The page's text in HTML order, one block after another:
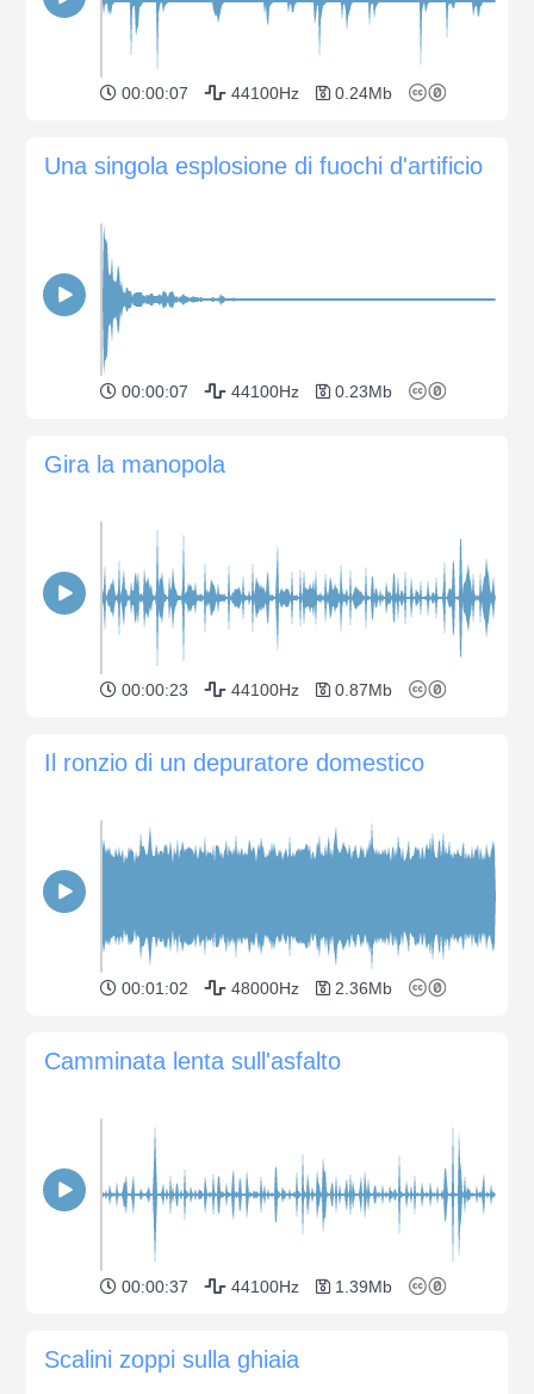
00:00:07 44100Hz 0.24Mb
Una singola esplosione di fuochi d'artificio
00:00:07 44100Hz 0.23Mb
Gira la manopola
00:00:23 44100Hz 0.87Mb
Il ronzio di un depuratore domestico
00:01:02 48000Hz 2.36Mb
Camminata lenta sull'asfalto
00:00:37 44100Hz 1.39Mb
Scalini zoppi sulla ghiaia